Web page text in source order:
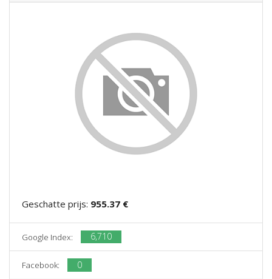
Geschatte prijs: 955.37 €
Google Index: 6,710
Facebook: 0